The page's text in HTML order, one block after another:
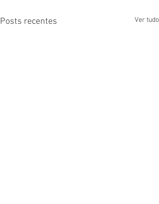
Posts recentes Ver tudo